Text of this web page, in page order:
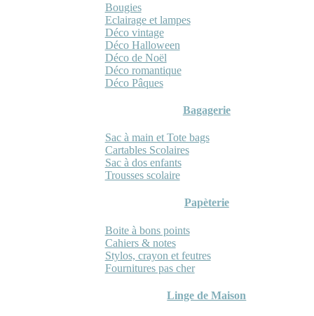
Bougies
Eclairage et lampes
Déco vintage
Déco Halloween
Déco de Noël
Déco romantique
Déco Pâques
Bagagerie
Sac à main et Tote bags
Cartables Scolaires
Sac à dos enfants
Trousses scolaire
Papèterie
Boite à bons points
Cahiers & notes
Stylos, crayon et feutres
Fournitures pas cher
Linge de Maison